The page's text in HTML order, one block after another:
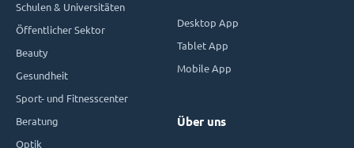
Schulen & Universitäten
Öffentlicher Sektor
Beauty
Gesundheit
Sport- und Fitnesscenter
Beratung
Optik
Desktop App
Tablet App
Mobile App
Über uns